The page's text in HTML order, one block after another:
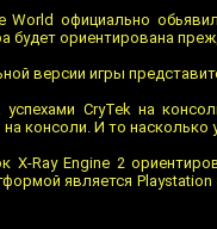
World официально
будет ориентирована
версии игры
CryTek на
на консоли. И то
Ray Engine 2
является